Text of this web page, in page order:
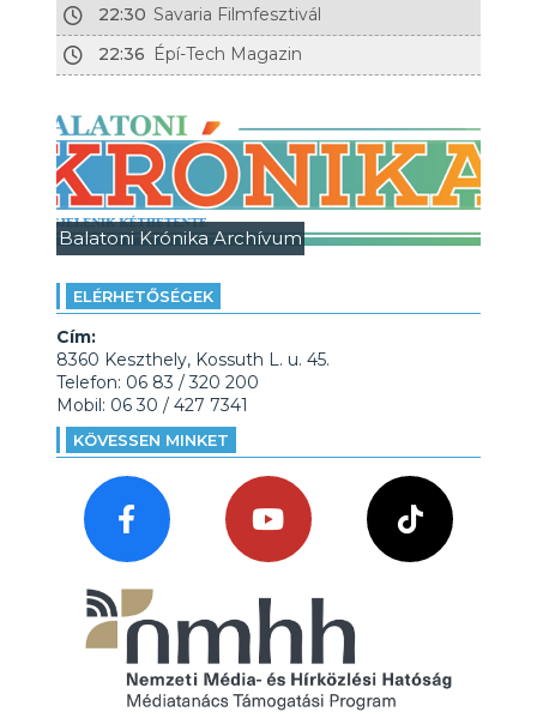
22:30 Savaria Filmfesztivál
22:36 Épí-Tech Magazin
Balatoni Krónika Archívum
ELÉRHETŐSÉGEK
Cím:
8360 Keszthely, Kossuth L. u. 45.
Telefon: 06 83 / 320 200
Mobil: 06 30 / 427 7341
KÖVESSEN MINKET